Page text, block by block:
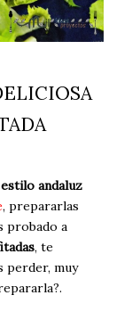
andaluz
, prepararlas
probado a
, te
perder, muy